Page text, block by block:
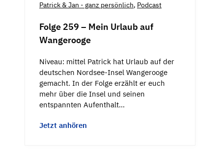
Patrick & Jan - ganz persönlich, Podcast
Folge 259 – Mein Urlaub auf
Wangerooge
Niveau: mittel Patrick hat Urlaub auf der
deutschen Nordsee-Insel Wangerooge
gemacht. In der Folge erzählt er euch
mehr über die Insel und seinen
entspannten Aufenthalt…
Jetzt anhören